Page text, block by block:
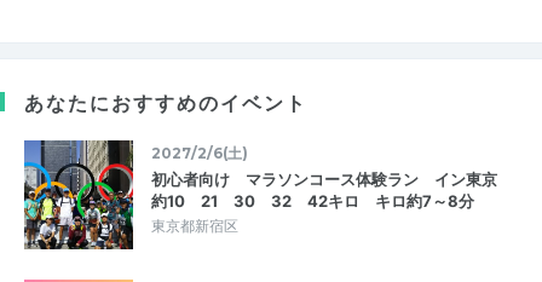
あなたにおすすめのイベント
2027/2/6(土)
初心者向け マラソンコース体験ラン イン東京
約10 21 30 32 42キロ キロ約7～8分
東京都新宿区